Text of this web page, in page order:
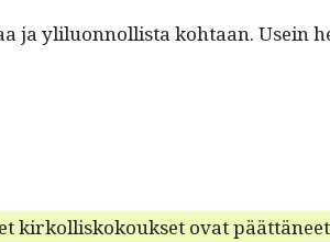
ylilu­on­nol­lista kohtaan. Usein
kirkol­liskok­ouk­set ovat